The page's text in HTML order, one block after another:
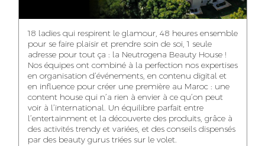
MEDIA RELATIONS
MANAGER
DIGITAL MANAGER
WA-IL ZRYOUIL
PUBLIC RELATIONS
CONSULTANT
NOUREDDINE
SAMADI
ART DIRECTOR
MOHAMED
LEHMOUM
ART DIRECTOR
18 ladies qui respirent le glamour, 48 heures ensemble
pour se faire plaisir et prendre soin de soi, 1 seule
adresse pour tout ça : la Neutrogena Beauty House !
Nos équipes ont combiné à la perfection nos expertises
en organisation d’événements, en contenu digital et
en influence pour créer une première au Maroc : une
content house qui n’a rien à envier à ce qu’on peut
voir à l’international. Un équilibre parfait entre
l’entertainment et la découverte des produits, grâce à
des activités trendy et variées, et des conseils dispensés
par des beauty gurus triées sur le volet.